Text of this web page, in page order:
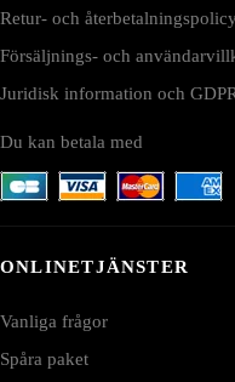
Retur- och återbetalningspolicy
Försäljnings- och
Juridisk information och
Du kan betala med
ONLINETJÄNSTER
Vanliga frågor
Spåra paket